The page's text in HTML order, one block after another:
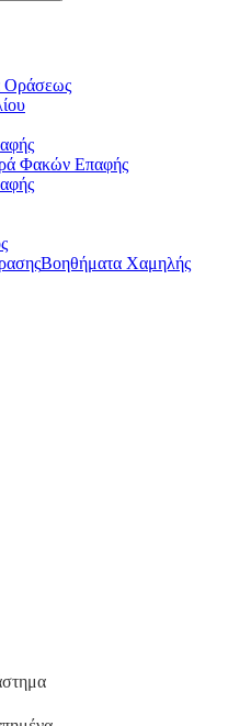
Οράσεως
Φακών Επαφής
Βοηθήματα Χαμηλής